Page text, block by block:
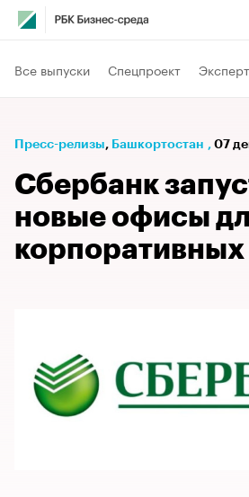
Все выпуски Спецпроект
Пресс-релизы⁠, Башкортостан , 07
Сбербанк
новые офисы
корпоративных